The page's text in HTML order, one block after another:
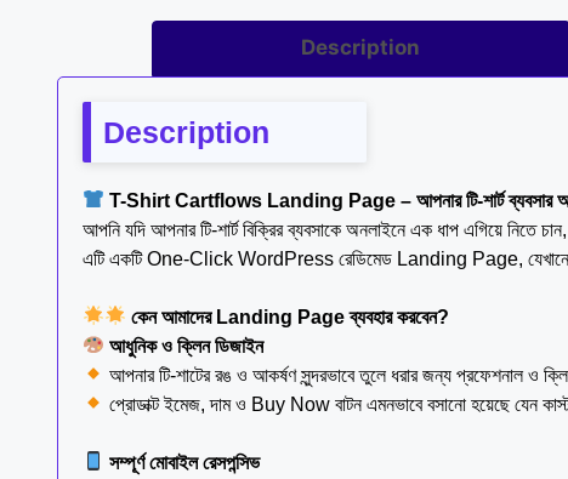
Description
Description
T-Shirt Cartflows Landing Page – আপনার টি-শার্ট ব্যবসার
আপনি যদি আপনার টি-শার্ট বিক্রির ব্যবসাকে অনলাইনে এক ধাপ এগিয়ে
এটি একটি One-Click WordPress রেডিমেড Landing Page, যেখানে
কেন আমাদের Landing Page ব্যবহার করবেন?
আধুনিক ও ক্লিন ডিজাইন
আপনার টি-শাটের রঙ ও আকর্ষণ সুন্দরভাবে তুলে ধরার জন্য প্রফেশনাল ও
প্রোডাক্ট ইমেজ, দাম ও Buy Now বাটন এমনভাবে বসানো হয়েছে যেন
সম্পূর্ণ মোবাইল রেসপন্সিভ